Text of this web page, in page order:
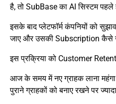
है, तो SubBase का AI सिस्टम
इसके बाद प्लेटफॉर्म कंपनियों को
जाए और उसकी Subscription कैसे
इस प्रक्रिया को Customer
आज के समय में नए ग्राहक लाना महंगा
पुराने ग्राहकों को बनाए रखने पर